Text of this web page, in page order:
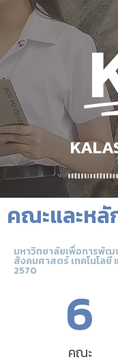
คณะและหลั
มหาวิทยาลัยเพื่อการพั
สังคมศาสตร์ เทคโนโลยี
2570
6
คณะ